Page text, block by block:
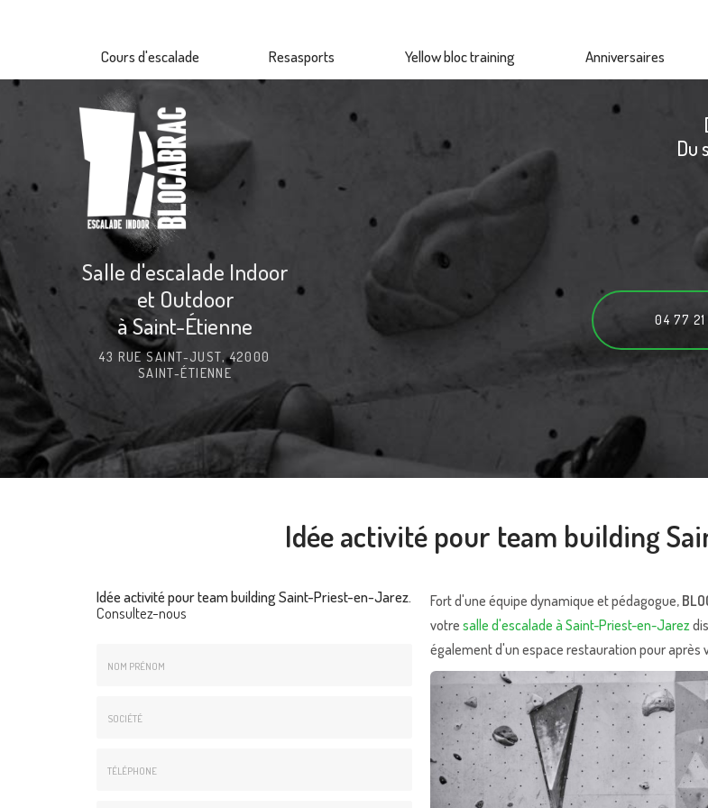
principal
Cours d'escalade Resasports Yellow bloc training Anniversaires
Salle d'escalade Indoor
et Outdoor
à Saint-Étienne
43 RUE SAINT-JUST, 42000
SAINT-ÉTIENNE
Du
04 77
Idée activité pour team building
Idée activité pour team building Saint-Priest-en-Jarez.
Consultez-nous
Fort d'une équipe dynamique et pédagogue,
votre salle d'escalade à Saint-Priest-en-Jarez
également d'un espace restauration pour après